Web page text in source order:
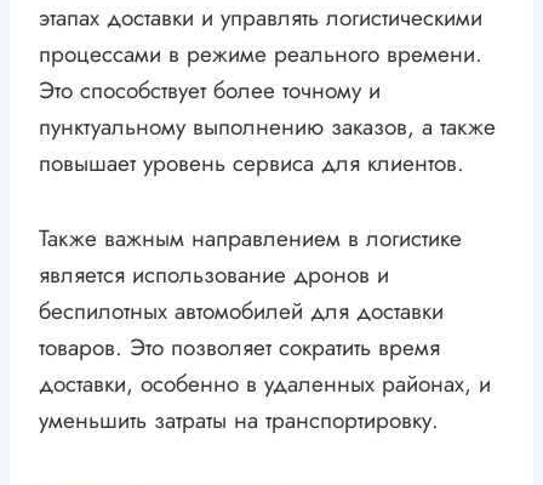
этапах доставки и управлять логистическими
процессами в режиме реального времени.
Это способствует более точному и
пунктуальному выполнению заказов, а также
повышает уровень сервиса для клиентов.
Также важным направлением в логистике
является использование дронов и
беспилотных автомобилей для доставки
товаров. Это позволяет сократить время
доставки, особенно в удаленных районах, и
уменьшить затраты на транспортировку.